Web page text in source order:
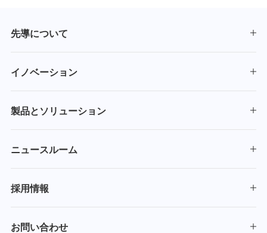
先導について
イノベーション
製品とソリューション
ニュースルーム
採用情報
お問い合わせ